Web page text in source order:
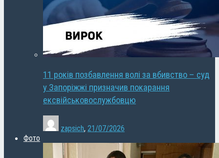
11 років позбавлення волі за вбивство – суд
у Запоріжжі призначив покарання
ексвійськовослужбовцю
zapsich, 21/07/2026
Фото